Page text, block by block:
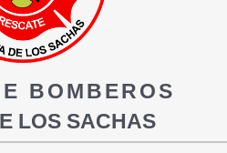
BOMBEROS
LOS SACHAS